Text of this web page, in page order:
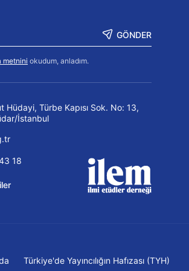
GÖNDER
metnini okudum, anladım.
Hüdayi, Türbe Kapısı Sok. No: 13,
İstanbul
18
Türkiye'de Yayıncılığın Hafızası (TYH)